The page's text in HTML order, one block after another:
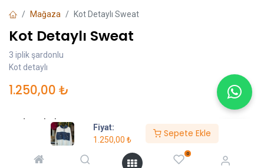
Fiyat:
1.250,00 ₺
Sepete Ekle
0
Mağaza Kot Detaylı Sweat
Kot Detaylı Sweat
3 iplik şardonlu
Kot detaylı
1.250,00 ₺
Beden Skalası
M